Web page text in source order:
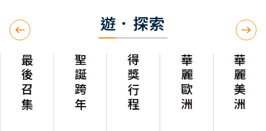
遊．探索
最後召集 聖誕跨年 得獎行程 華麗歐洲 華麗美洲